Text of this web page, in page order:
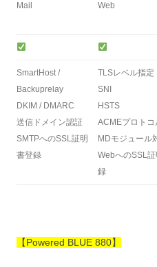
Mail Web
SmartHost /
Backuprelay
DKIM / DMARC
送信ドメイン認証
SMTPへのSSL証明
書登録
TLSレベル指定
SNI
HSTS
ACMEプロトコ
MDモジュール
WebへのSSL
録
【Powered BLUE 880】